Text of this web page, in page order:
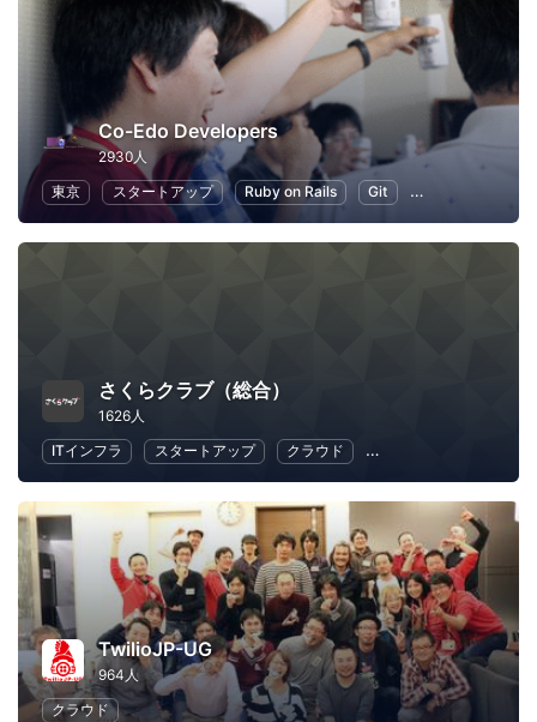
Co-Edo Developers
2930人
東京
スタートアップ Ruby on Rails Git プログラミング
さくらクラブ（総合）
1626人
ITインフラ
スタートアップ クラウド 地域経済と地域社会
TwilioJP-UG
964人
クラウド